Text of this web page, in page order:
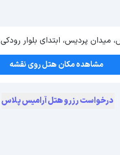
میدان پردیس، ابتدای بلوار رودکی
مشاهده مکان هتل روی نقشه
درخواست رزرو هتل آرامیس پلاس